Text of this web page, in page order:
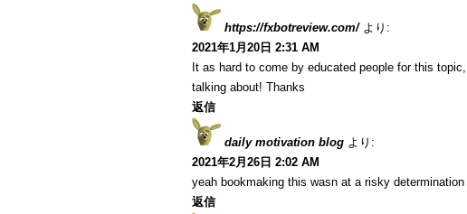
https://fxbotreview.com/ より:
2021年1月20日 2:31 AM
It as hard to come by educated people for this
talking about! Thanks
返信
daily motivation blog より:
2021年2月26日 2:02 AM
yeah bookmaking this wasn at a risky
返信